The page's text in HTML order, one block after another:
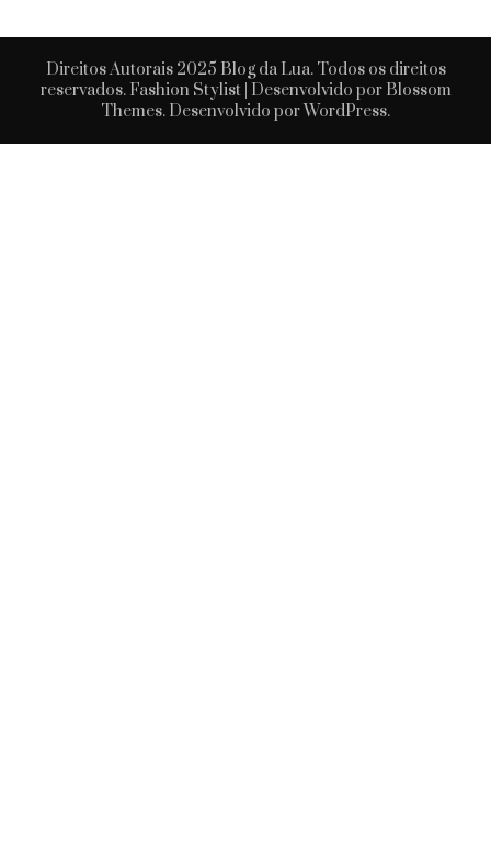
Direitos Autorais 2025 Blog da Lua. Todos os direitos
reservados.Fashion Stylist | Desenvolvido por Blossom
Themes. Desenvolvido porWordPress.